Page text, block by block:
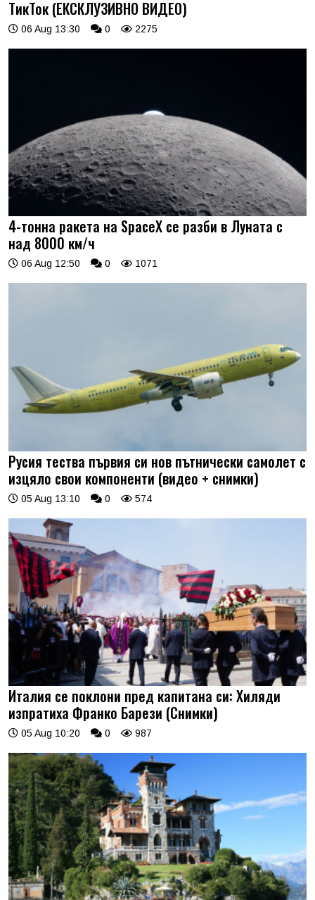
ТикТок (ЕКСКЛУЗИВНО ВИДЕО)
06 Aug 13:30 0 2275
4-тонна ракета на SpaceX се разби в Луната с
над 8000 км/ч
06 Aug 12:50 0 1071
Русия тества първия си нов пътнически самолет с
изцяло свои компоненти (видео + снимки)
05 Aug 13:10 0 574
Италия се поклони пред капитана си: Хиляди
изпратиха Франко Барези (Снимки)
05 Aug 10:20 0 987